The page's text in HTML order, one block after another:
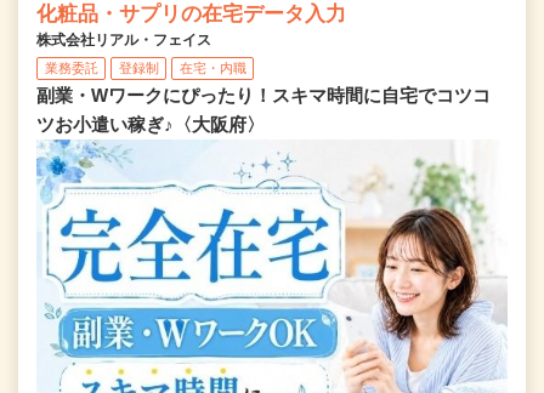
化粧品・サプリの在宅データ入力
株式会社リアル・フェイス
業務委託 登録制 在宅・内職
副業・Wワークにぴったり！スキマ時間に自宅でコツコ
ツお小遣い稼ぎ♪〈大阪府〉